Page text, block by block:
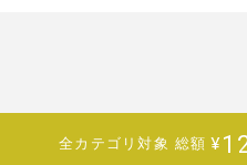
全カテゴリ対象 総額 ¥